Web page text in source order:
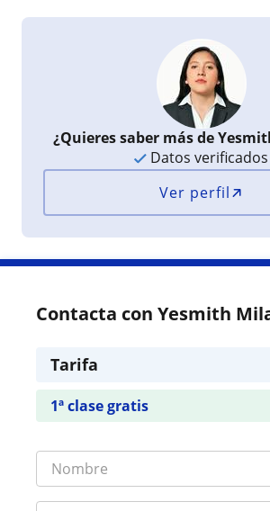
¿Quieres saber más de
Datos verificados
Ver perfil
Contacta con Yesmith
Tarifa
1ª clase gratis